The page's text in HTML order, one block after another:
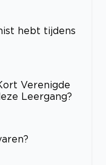
hebt tijdens
Verenigde
Leergang?